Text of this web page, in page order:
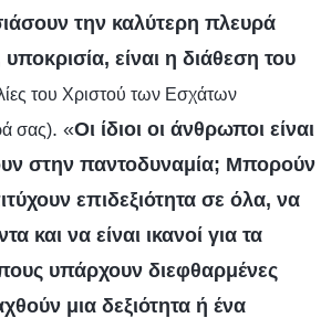
την καλύτερη πλευρά
είναι η διάθεση του
του Χριστού των Εσχάτων
σας). «Οι ίδιοι οι άνθρωποι είναι
στην παντοδυναμία; Μπορούν
επιδεξιότητα σε όλα, να
και να είναι ικανοί για τα
υπάρχουν διεφθαρμένες
μια δεξιότητα ή ένα